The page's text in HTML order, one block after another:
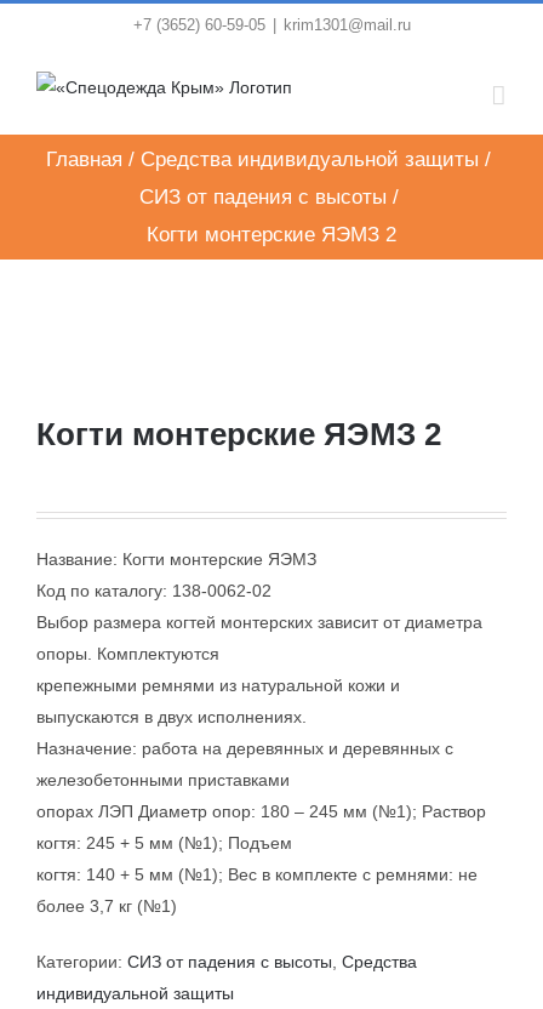
content
+7 (3652) 60-59-05 krim1301@mail.ru
Главная / Средства индивидуальной защиты /
СИЗ от падения с высоты /
Когти монтерские ЯЭМЗ 2
Когти монтерские ЯЭМЗ 2
Название: Когти монтерские ЯЭМЗ
Код по каталогу: 138-0062-02
Выбор размера когтей монтерских зависит от диаметра
опоры. Комплектуются
крепежными ремнями из натуральной кожи и
выпускаются в двух исполнениях.
Назначение: работа на деревянных и деревянных с
железобетонными приставками
опорах ЛЭП Диаметр опор: 180 – 245 мм (№1); Раствор
когтя: 245 + 5 мм (№1); Подъем
когтя: 140 + 5 мм (№1); Вес в комплекте с ремнями: не
более 3,7 кг (№1)
Категории: СИЗ от падения с высоты Средства
индивидуальной защиты